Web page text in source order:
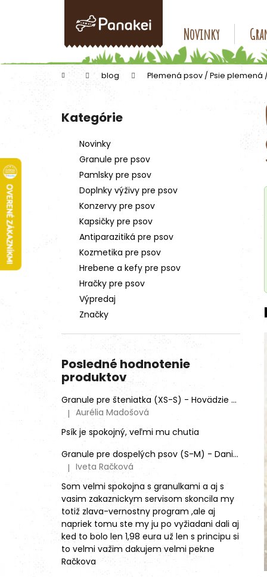
Novinky
Domov blog Plemená psov / Psie plemená
Preskočiť
kategórie
Kategórie
Novinky
Granule pre psov
Pamlsky pre psov
Doplnky výživy pre psov
Konzervy pre psov
Kapsičky pre psov
Antiparazitiká pre psov
Kozmetika pre psov
Hrebene a kefy pre psov
Hračky pre psov
Výpredaj
Značky
Posledné hodnotenie
produktov
Granule pre šteniatka (XS-S) - Hovädzie + Morčacie 4kg
Hodnotenie produktu je 5 z 5 hviezdičiek.
| Aurélia Madošová
Psík je spokojný, veľmi mu chutia
Granule pre dospelých psov (S-M) - Daniel škvrnitý (SENSITIVE)
Hodnotenie produktu je 5 z 5 hviezdičiek.
| Iveta Račková
Som velmi spokojna s granulkami a aj s
vasim zakaznickym servisom skoncila my
totiž zlava-vernostny program ,ale aj
napriek tomu ste my ju po vyžiadani dali aj
ked to bolo len 1,98 eura už len s principu si
to velmi važim dakujem velmi pekne
Račkova
k
obchodu
obchodu